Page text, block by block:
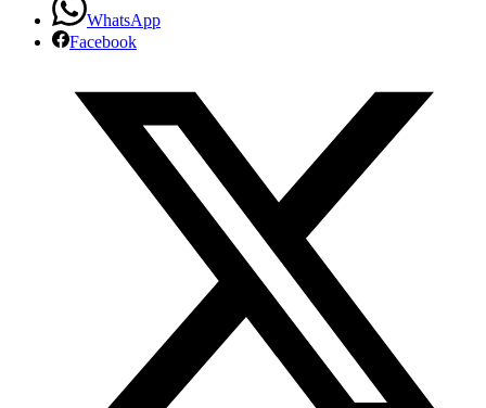
WhatsApp
Facebook